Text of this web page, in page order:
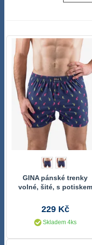
GINA pánské trenky
volné, šité, s potiskem
229 Kč
Skladem 4ks